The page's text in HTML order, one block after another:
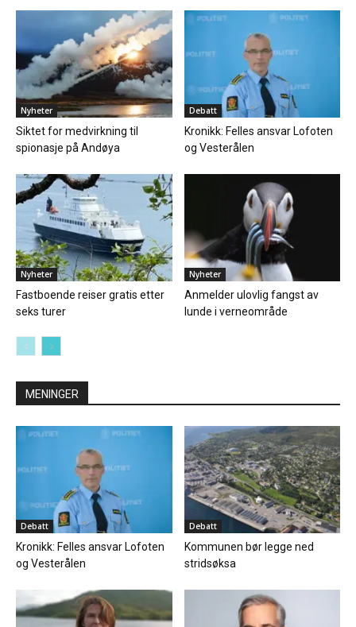
Nyheter
Siktet for medvirkning til
spionasje på Andøya
Debatt
Kronikk: Felles ansvar Lofoten
og Vesterålen
Nyheter
Fastboende reiser gratis etter
seks turer
Nyheter
Anmelder ulovlig fangst av
lunde i verneområde
MENINGER
Debatt
Kronikk: Felles ansvar Lofoten
og Vesterålen
Debatt
Kommunen bør legge ned
stridsøksa